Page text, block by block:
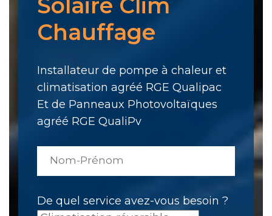
Chauffage
Installateur de pompe à chaleur et
climatisation agréé RGE Qualipac
Et de Panneaux Photovoltaïques
agréé RGE QualiPv
De quel service avez-vous besoin ?